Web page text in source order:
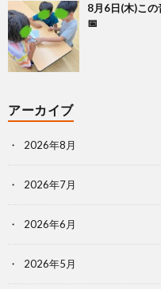
8月6日(木)こ
📅
アーカイブ
2026年8月
2026年7月
2026年6月
2026年5月